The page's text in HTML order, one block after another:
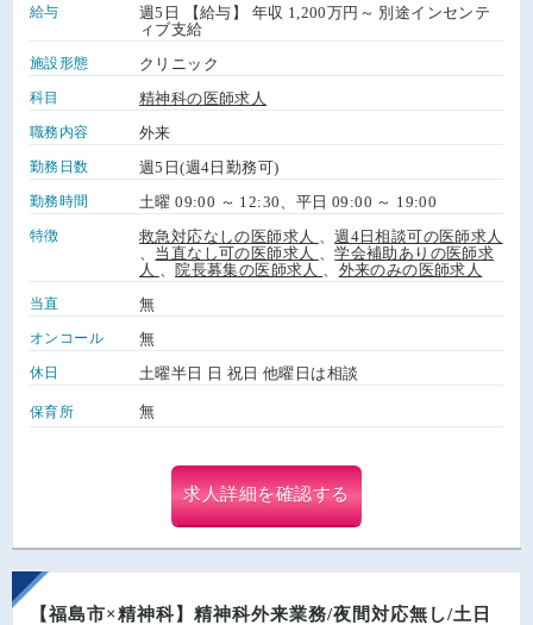
給与
週5日 【給与】 年収 1,200万円～ 別途インセンテ
ィブ支給
施設形態 クリニック
科目 精神科の医師求人
職務内容 外来
勤務日数 週5日(週4日勤務可)
勤務時間 土曜 09:00 ～ 12:30、平日 09:00 ～ 19:00
特徴 救急対応なしの医師求人 、週4日相談可の医師求人
当直なし可の医師求人 、学会補助ありの医師求
人
院長募集の医師求人 外来のみの医師求人
当直 無
オンコール 無
休日 土曜半日 日 祝日 他曜日は相談
保育所 無
求人詳細を確認する
【福島市×精神科】精神科外来業務/夜間対応無し/土日